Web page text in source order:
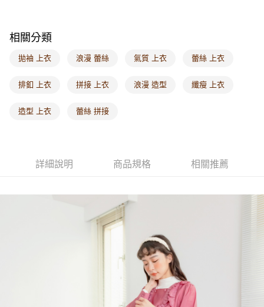
海外配送-其他亞洲地區
海外配送-歐美地區 查看運費
相關分類
拋袖 上衣 浪漫 蕾絲 氣質 上衣 蕾絲 上衣
排釦 上衣 拼接 上衣 浪漫 造型 纖瘦 上衣
造型 上衣 蕾絲 拼接
詳細說明 商品規格 相關推薦